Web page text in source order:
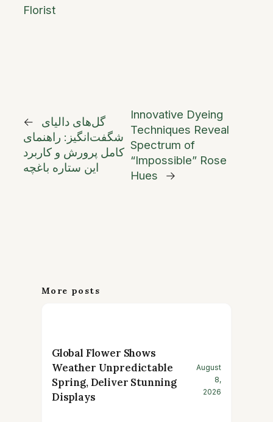
Florist
←
گل‌های دالیای
شگفت‌انگیز: راهنمای
کامل پرورش و کاربرد
این ستاره باغچه
Innovative Dyeing
Techniques Reveal
Spectrum of
“Impossible” Rose
Hues
→
More posts
Global Flower Shows
Weather Unpredictable
Spring, Deliver Stunning
Displays
August
8,
2026